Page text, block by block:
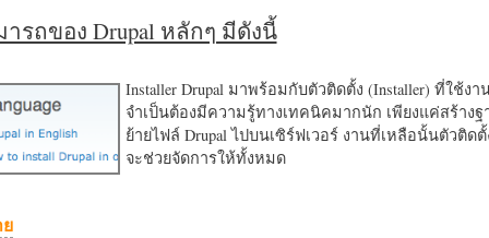
รถของ Drupal หลักๆ มีดังนี้
Installer Drupal มาพร้อมกับตัวติดตั้ง (Installer) ที่ใช้งา
จำเป็นต้องมีความรู้ทางเทคนิคมากนัก เพียงแค่สร้าง
ย้ายไฟล์ Drupal ไปบนเซิร์ฟเวอร์ งานที่เหลือนั้นตัวติดตั้
จะช่วยจัดการให้ทั้งหมด